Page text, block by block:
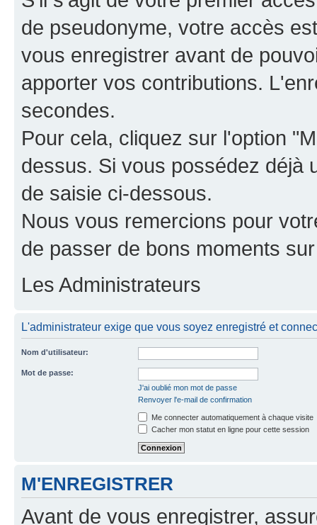
de pseudonyme, votre accès
vous enregistrer avant de
apporter vos contributions.
secondes.
Pour cela, cliquez sur l'option
dessus. Si vous possédez déjà
de saisie ci-dessous.
Nous vous remercions pour
de passer de bons moments
Les Administrateurs
L'administrateur exige que vous soyez enregistré et
Nom d'utilisateur:
Mot de passe:
J'ai oublié mon mot de passe
Renvoyer l'e-mail de confirmation
Me connecter automatiquement à chaque visite
Cacher mon statut en ligne pour cette session
M'ENREGISTRER
Avant de vous enregistrer,